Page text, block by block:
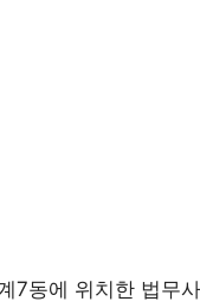
7동에 위치한 법무